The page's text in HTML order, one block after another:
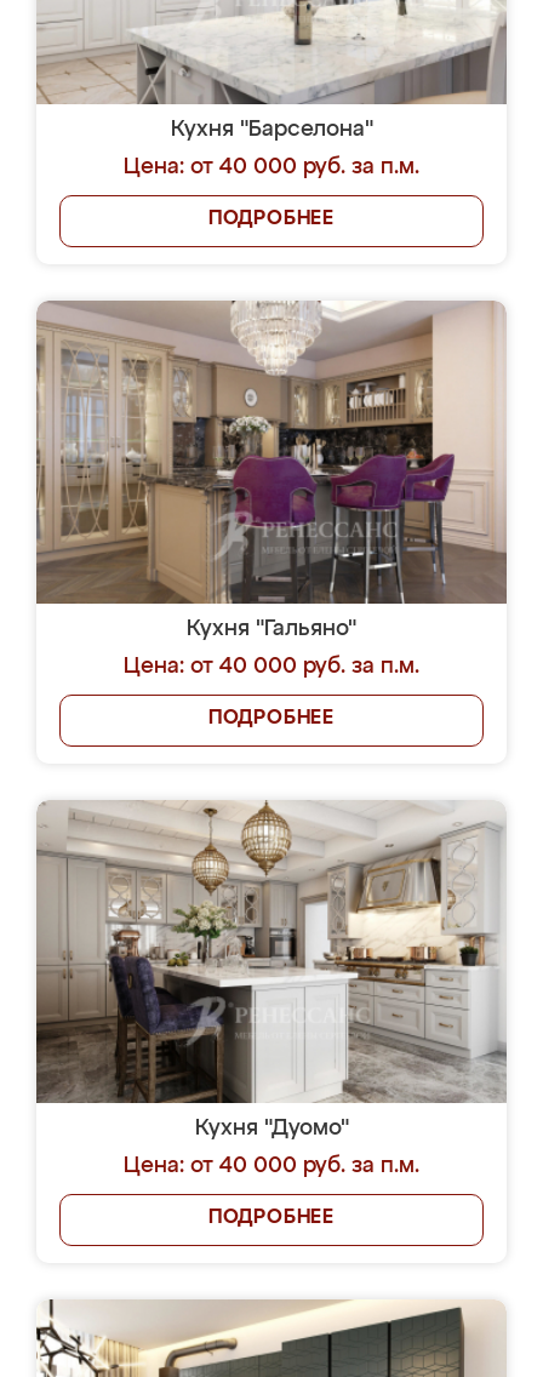
Кухня "Барселона"
Цена: от 40 000 руб. за п.м.
ПОДРОБНЕЕ
Кухня "Гальяно"
Цена: от 40 000 руб. за п.м.
ПОДРОБНЕЕ
Кухня "Дуомо"
Цена: от 40 000 руб. за п.м.
ПОДРОБНЕЕ